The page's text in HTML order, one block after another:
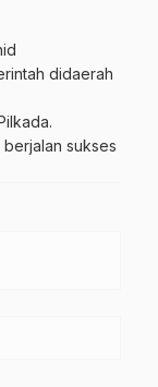
didaerah
sukses